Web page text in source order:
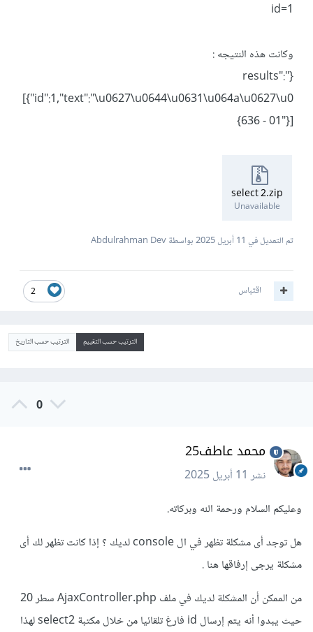
id=1
وكانت هذه النتيجه :
{"results":
[{"id":1,"text":"\u0627\u0644\u0631\u064a\u0627\u0
636 - 01"}]}
select 2.zip
Unavailable
تم التعديل في 11 أبريل 2025 بواسطة Abdulrahman Dev
2 اقتباس
الترتيب حسب التقييم الترتيب حسب التاريخ
0
محمد عاطف25
نشر11 أبريل 2025
وعليكم السلام ورحمة الله وبركاته.
هل توجد أى مشكلة تظهر في ال console لديك ؟ إذا كانت تظهر لك أى
مشكلة يرجى إرفاقها هنا .
من الممكن أن المشكلة لديك في ملف AjaxController.php سطر 20
حيث يبدوا أنه يتم إرسال id فارغ تلقائيا من خلال مكتبة select2 لهذا